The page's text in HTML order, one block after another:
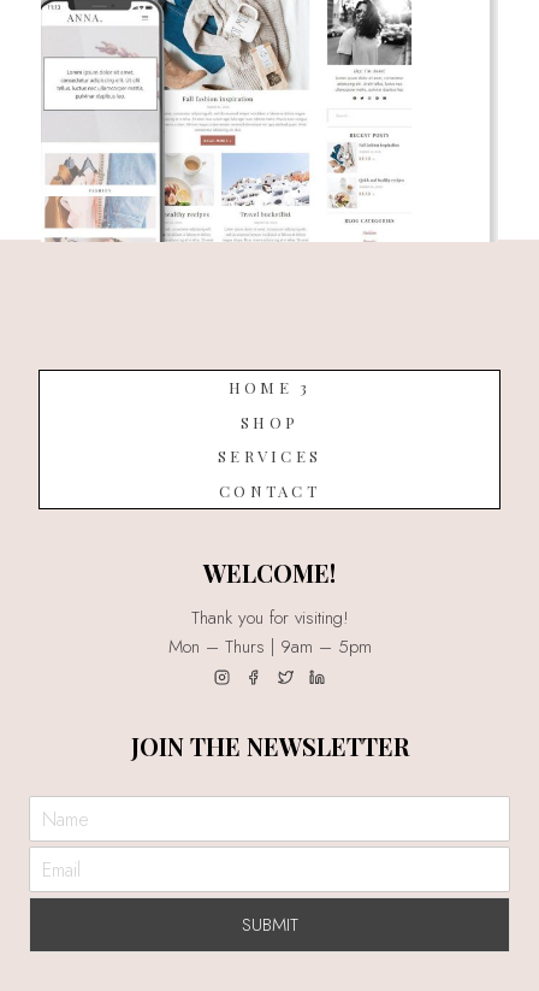
HOME 3
SHOP
SERVICES
CONTACT
WELCOME!
Thank you for visiting!
Mon – Thurs | 9am – 5pm
JOIN THE NEWSLETTER
SUBMIT